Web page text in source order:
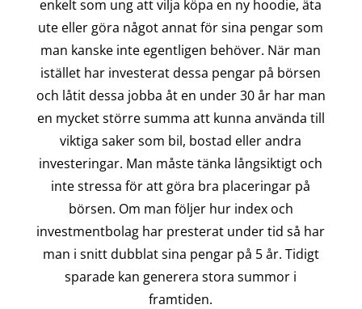
enkelt som ung att vilja köpa en ny hoodie, äta
ute eller göra något annat för sina pengar som
man kanske inte egentligen behöver. När man
istället har investerat dessa pengar på börsen
och låtit dessa jobba åt en under 30 år har man
en mycket större summa att kunna använda till
viktiga saker som bil, bostad eller andra
investeringar. Man måste tänka långsiktigt och
inte stressa för att göra bra placeringar på
börsen. Om man följer hur index och
investmentbolag har presterat under tid så har
man i snitt dubblat sina pengar på 5 år. Tidigt
sparade kan generera stora summor i
framtiden.